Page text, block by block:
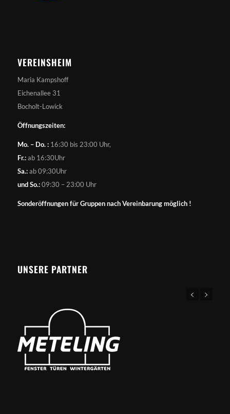
VEREINSHEIM
Maria Kampshoff
Eichenallee 31
Bocholt-Lowick
Öffnungszeiten:
Mo. – Do. :16:30 bis 23:00 Uhr,
Fr.:ab 16:30Uhr
Sa.:ab 09:30Uhr
und So.:09:30 – 23:00 Uhr
Sonderöffnungen für Gruppen nach Vereinbarung möglich !
UNSERE PARTNER